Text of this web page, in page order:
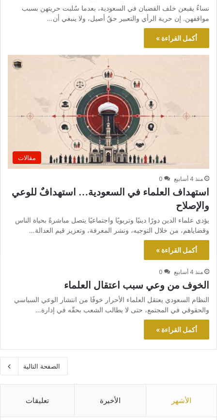
نساءٌ يقبعن خلف القضبان في السعودية، بعدما سُلبت حريتهن بسبب
مواقفهن. إن حرية الرأي والتعبير حقٌ أصيل، ولا ينبغي أن…
أكمل القراءة »
مقالات
منذ 4 أسابيع 0
استهداف العلماء في السعودية… استهدافٌ للوعي
والإصلاح
يؤدي علماء الدين دورًا دينيًا وتربويًا واجتماعيًا يتصل مباشرةً بحياة الناس
وقضاياهم، من خلال التوجيه، ونشر المعرفة، وتعزيز قيم العدالة…
أكمل القراءة »
منذ 4 أسابيع 0
الخوف من وعي سبب اعتقال العلماء
النظام السعودي يعتقل العلماء الأحرار خوفًا من انتشار الوعي السياسي
والحقوقي في المجتمع، حتى لا يطالب الشعب بحقّه في إدارة…
أكمل القراءة »
الصفحة التالية
الأشهر الأخيرة تعليقات